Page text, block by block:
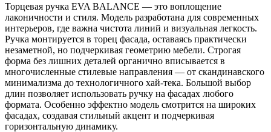
Торцевая ручка EVA BALANCE — это воплощение
лаконичности и стиля. Модель разработана для современных
интерьеров, где важна чистота линий и визуальная легкость.
Ручка монтируется в торец фасада, оставаясь практически
незаметной, но подчеркивая геометрию мебели. Строгая
форма без лишних деталей органично вписывается в
многочисленные стилевые направления — от скандинавского
минимализма до технологичного хай-тека. Большой выбор
длин позволяет использовать ручку на фасадах любого
формата. Особенно эффектно модель смотрится на широких
фасадах, создавая стильный акцент и подчеркивая
горизонтальную динамику.